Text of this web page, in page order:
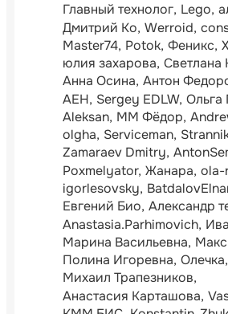
Главный технолог Lego
Дмитрий Ко Werroid
Master74 Potok Феникс
юлия захарова Светлана
Анна Осина Антон
АЕН Sergey EDLW Ольга
Aleksan ММ Фёдор
olgha Serviceman
Zamaraev Dmitry
Poxmelyator Жанара ola-
igorlesovsky
Евгений Био Александр
Anastasia.Parhimovich
Марина Васильевна
Полина Игоревна Олечка
Михаил Трапезников
Анастасия Карташова